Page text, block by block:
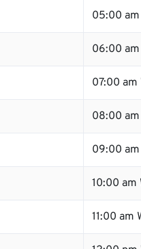
05:00 am
06:00 am
07:00 am
08:00 am
09:00 am
10:00 am
11:00 am